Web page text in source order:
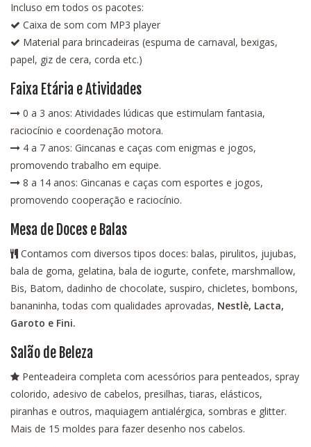
Incluso em todos os pacotes:
Caixa de som com MP3 player
Material para brincadeiras (espuma de carnaval, bexigas,
papel, giz de cera, corda etc.)
Faixa Etária e Atividades
0 a 3 anos: Atividades lúdicas que estimulam fantasia,
raciocínio e coordenação motora.
4 a 7 anos: Gincanas e caças com enigmas e jogos,
promovendo trabalho em equipe.
8 a 14 anos: Gincanas e caças com esportes e jogos,
promovendo cooperação e raciocínio.
Mesa de Doces e Balas
Contamos com diversos tipos doces: balas, pirulitos, jujubas,
bala de goma, gelatina, bala de iogurte, confete, marshmallow,
Bis, Batom, dadinho de chocolate, suspiro, chicletes, bombons,
bananinha, todas com qualidades aprovadas, Nestlè, Lacta,
Garoto e Fini.
Salão de Beleza
Penteadeira completa com acessórios para penteados, spray
colorido, adesivo de cabelos, presilhas, tiaras, elásticos,
piranhas e outros, maquiagem antialérgica, sombras e glitter.
Mais de 15 moldes para fazer desenho nos cabelos.